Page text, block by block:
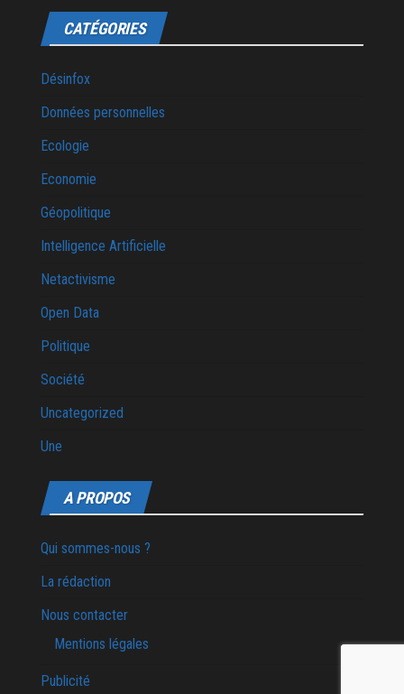
CATÉGORIES
Désinfox
Données personnelles
Ecologie
Economie
Géopolitique
Intelligence Artificielle
Netactivisme
Open Data
Politique
Société
Uncategorized
Une
A PROPOS
Qui sommes-nous ?
La rédaction
Nous contacter
Mentions légales
Publicité